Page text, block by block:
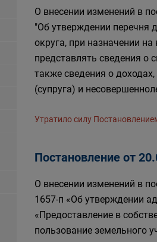
О внесении изменений в
"Об утверждении перечня
округа, при назначении
представлять сведения о
также сведения о
(супруга) и
Утратило силу
Постановление от
О внесении изменений в
1657-п «Об утверждении
«Предоставление в
пользование земельного